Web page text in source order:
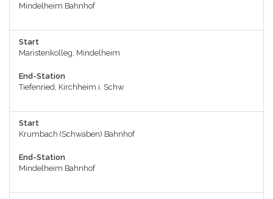
Mindelheim Bahnhof
Start
Maristenkolleg, Mindelheim
End-Station
Tiefenried, Kirchheim i. Schw.
Start
Krumbach (Schwaben) Bahnhof
End-Station
Mindelheim Bahnhof